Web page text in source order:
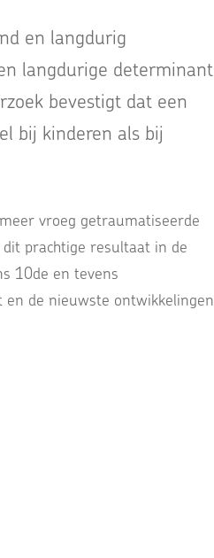
en langdurig
langdurige determinant
bevestigt dat een
bij kinderen als bij
vroeg getraumatiseerde
prachtige resultaat in de
10de en tevens
de nieuwste ontwikkelingen